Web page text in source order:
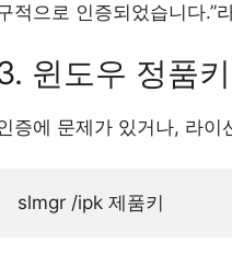
적으로 인증되었습니다.”
윈도우 정품
증에 문제가 있거나, 라